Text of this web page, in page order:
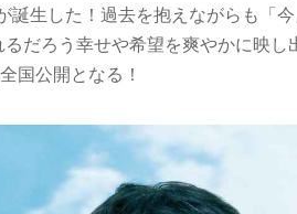
誕生した！過去を抱えながらも「
だろう幸せや希望を爽やかに映し
国公開となる！